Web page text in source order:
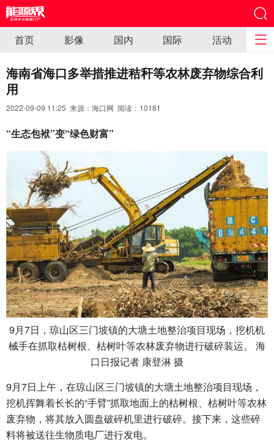
首页 影像 国内 国际 活动
海南省海口多举措推进秸秆等农林废弃物综合利
用
2022-09-09 11:25 来源：海口网 阅读： 10181
“生态包袱”变“绿色财富”
9月7日，琼山区三门坡镇的大塘土地整治项目现场，挖机机
械手在抓取枯树根、枯树叶等农林废弃物进行破碎装运。 海
口日报记者 康登淋 摄
9月7日上午，在琼山区三门坡镇的大塘土地整治项目现场，
挖机挥舞着长长的“手臂”抓取地面上的枯树根、枯树叶等农林
废弃物，将其放入圆盘破碎机里进行破碎。接下来，这些碎
料将被送往生物质电厂进行发电。